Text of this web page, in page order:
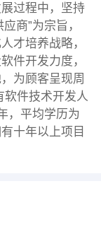
过程中，坚持
商”为宗旨，
才培养战略，
件开发力度，
为顾客呈现周
软件技术开发人
，平均学历为
十年以上项目